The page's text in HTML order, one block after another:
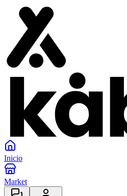
Inicio
Market